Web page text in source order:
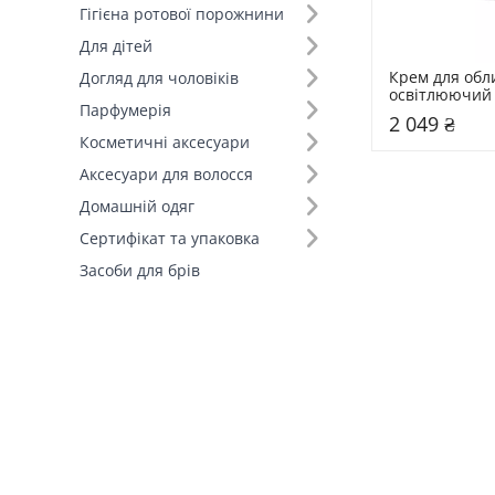
Гігієна ротової порожнини
Для дітей
Догляд для чоловіків
Парфумерія
Косметичні аксесуари
Аксесуари для волосся
Домашній одяг
Сертифікат та упаковка
Засоби для брів
Крем для
освітлюючий
Willowherb
2 049 ₴